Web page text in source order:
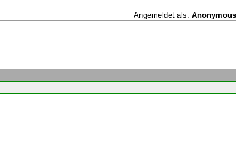
Angemeldet als: Anonymous